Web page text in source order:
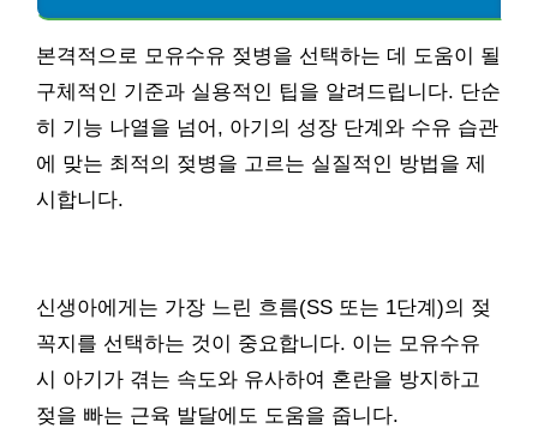
본격적으로 모유수유 젖병을 선택하는 데 도움이 될
구체적인 기준과 실용적인 팁을 알려드립니다. 단순
히 기능 나열을 넘어, 아기의 성장 단계와 수유 습관
에 맞는 최적의 젖병을 고르는 실질적인 방법을 제
시합니다.
신생아에게는 가장 느린 흐름(SS 또는 1단계)의 젖
꼭지를 선택하는 것이 중요합니다. 이는 모유수유
시 아기가 겪는 속도와 유사하여 혼란을 방지하고
젖을 빠는 근육 발달에도 도움을 줍니다.